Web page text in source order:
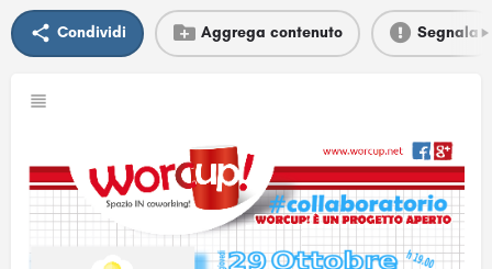
Condividi Aggrega contenuto Segnala